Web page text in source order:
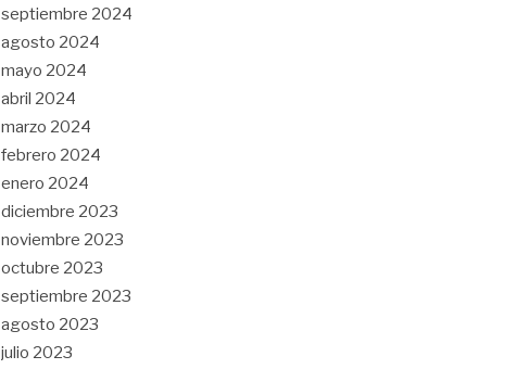
septiembre 2024
agosto 2024
mayo 2024
abril 2024
marzo 2024
febrero 2024
enero 2024
diciembre 2023
noviembre 2023
octubre 2023
septiembre 2023
agosto 2023
julio 2023